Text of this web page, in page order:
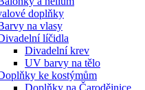
doplňky
na vlasy
líčidla
Divadelní krev
UV barvy na tělo
ke kostýmům
Doplňky na Čarodějnice